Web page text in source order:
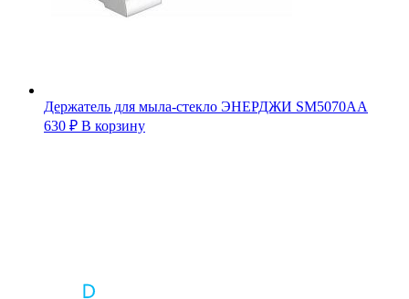
Держатель для мыла-стекло ЭНЕРДЖИ SM5070AA
630 ₽ В корзину